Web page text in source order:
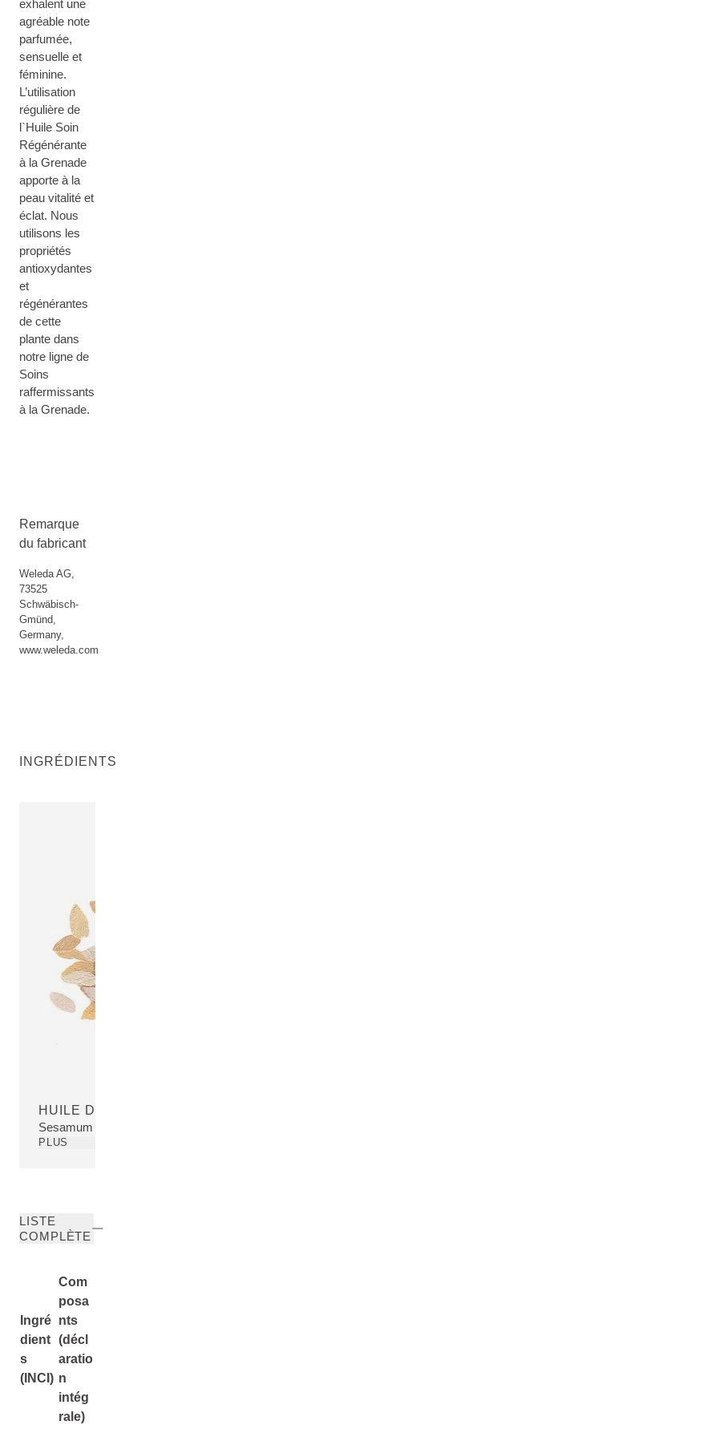
exhalent une
agréable note
parfumée,
sensuelle et
féminine.
L’utilisation
régulière de
l`Huile Soin
Régénérante
à la Grenade
apporte à la
peau vitalité et
éclat. Nous
utilisons les
propriétés
antioxydantes
et
régénérantes
de cette
plante dans
notre ligne de
Soins
raffermissants
à la Grenade.
Remarque
du fabricant
Weleda AG,
73525
Schwäbisch-
Gmünd,
Germany,
www.weleda.com
INGRÉDIENTS
HUILE DE SÉSAME
Sesamum Indicum (Sesame) Seed Oil
PLUS
LISTE
COMPLÈTE
Ingré
dient
s
(INCI)
Com
posa
nts
(décl
aratio
n
intég
rale)